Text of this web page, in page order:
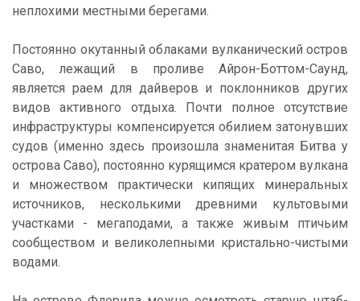
неплохими местными берегами.
Постоянно окутанный облаками вулканический остров
Саво, лежащий в проливе Айрон-Боттом-Саунд,
является раем для дайверов и поклонников других
видов активного отдыха. Почти полное отсутствие
инфраструктуры компенсируется обилием затонувших
судов (именно здесь произошла знаменитая Битва у
острова Саво), постоянно курящимся кратером вулкана
и множеством практически кипящих минеральных
источников, несколькими древними культовыми
участками - мегаподами, а также живым птичьим
сообществом и великолепными кристально-чистыми
водами.